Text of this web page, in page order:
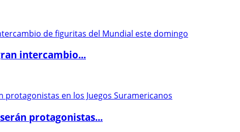
intercambio...
protagonistas...